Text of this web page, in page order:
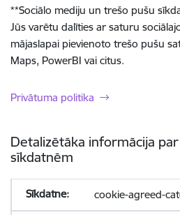
**Sociālo mediju un trešo pušu
Jūs varētu dalīties ar saturu
mājaslapai pievienoto trešo pušu
Maps, PowerBI vai citus.
Privātuma politika
Detalizētāka informācija
sīkdatnēm
cookie-agreed-